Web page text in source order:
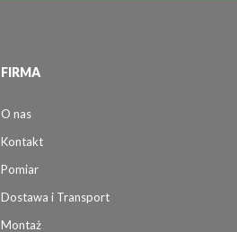
FIRMA
O nas
Kontakt
Pomiar
Dostawa i Transport
Montaż